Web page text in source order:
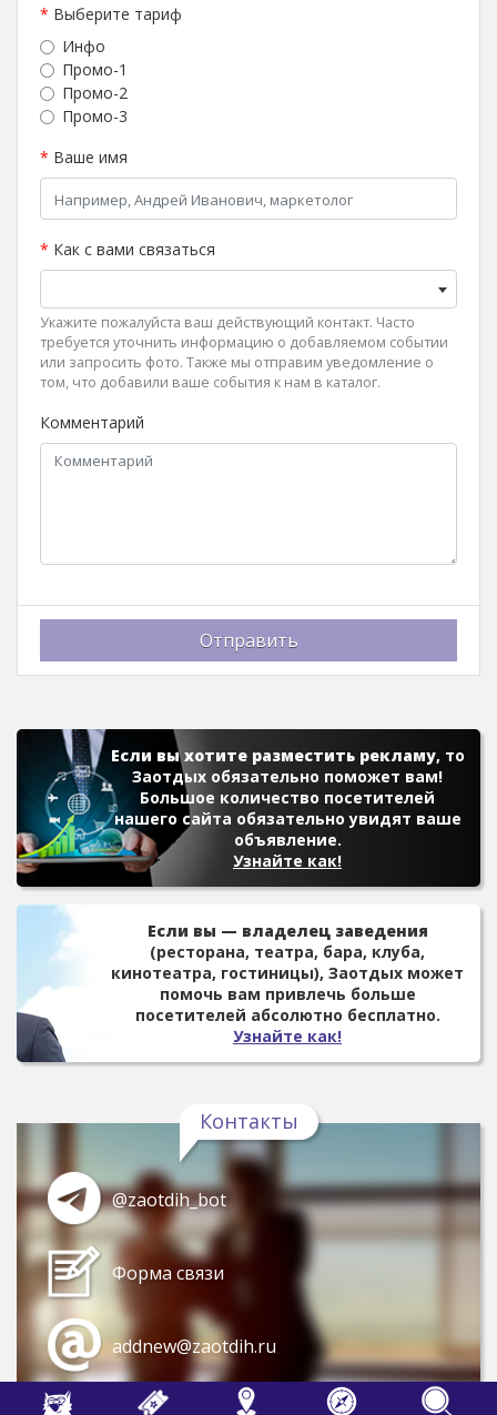
* Выберите тариф
Инфо
Промо-1
Промо-2
Промо-3
* Ваше имя
* Как с вами связаться
Укажите пожалуйста ваш действующий контакт. Часто
требуется уточнить информацию о добавляемом событии
или запросить фото. Также мы отправим уведомление о
том, что добавили ваше события к нам в каталог.
Комментарий
Отправить
Если вы хотите разместить рекламу, то
Заотдых обязательно поможет вам!
Большое количество посетителей
нашего сайта обязательно увидят ваше
объявление.
Узнайте как!
Если вы — владелец заведения
(ресторана, театра, бара, клуба,
кинотеатра, гостиницы), Заотдых может
помочь вам привлечь больше
посетителей абсолютно бесплатно.
Узнайте как!
Контакты
@zaotdih_bot
Форма связи
addnew@zaotdih.ru